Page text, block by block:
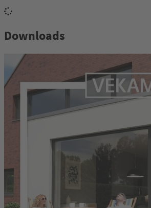
Downloads